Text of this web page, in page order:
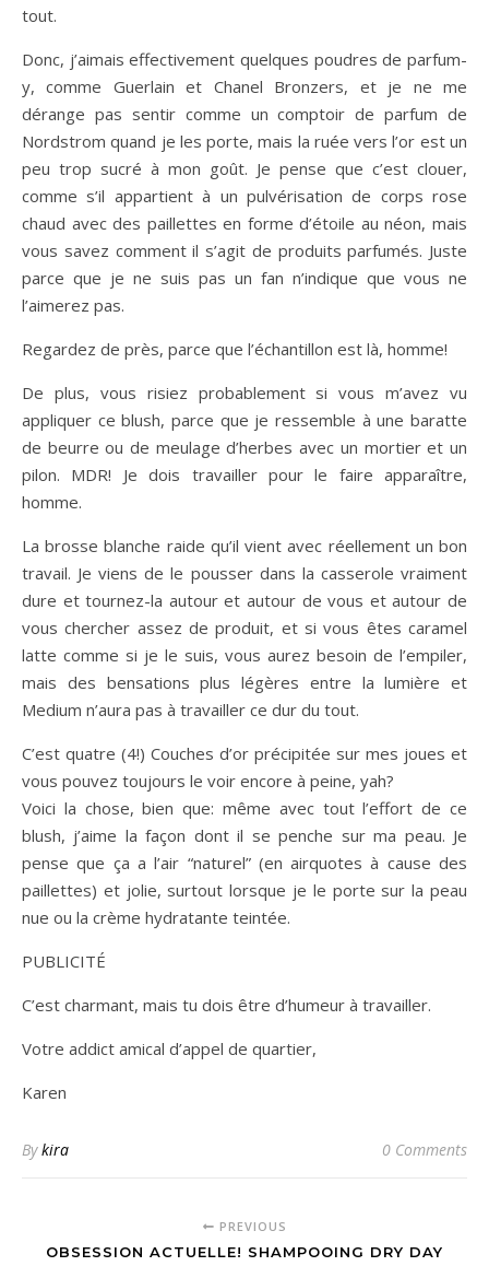
tout.
Donc, j’aimais effectivement quelques poudres de parfum-
y, comme Guerlain et Chanel Bronzers, et je ne me
dérange pas sentir comme un comptoir de parfum de
Nordstrom quand je les porte, mais la ruée vers l’or est un
peu trop sucré à mon goût. Je pense que c’est clouer,
comme s’il appartient à un pulvérisation de corps rose
chaud avec des paillettes en forme d’étoile au néon, mais
vous savez comment il s’agit de produits parfumés. Juste
parce que je ne suis pas un fan n’indique que vous ne
l’aimerez pas.
Regardez de près, parce que l’échantillon est là, homme!
De plus, vous risiez probablement si vous m’avez vu
appliquer ce blush, parce que je ressemble à une baratte
de beurre ou de meulage d’herbes avec un mortier et un
pilon. MDR! Je dois travailler pour le faire apparaître,
homme.
La brosse blanche raide qu’il vient avec réellement un bon
travail. Je viens de le pousser dans la casserole vraiment
dure et tournez-la autour et autour de vous et autour de
vous chercher assez de produit, et si vous êtes caramel
latte comme si je le suis, vous aurez besoin de l’empiler,
mais des bensations plus légères entre la lumière et
Medium n’aura pas à travailler ce dur du tout.
C’est quatre (4!) Couches d’or précipitée sur mes joues et
vous pouvez toujours le voir encore à peine, yah?
Voici la chose, bien que: même avec tout l’effort de ce
blush, j’aime la façon dont il se penche sur ma peau. Je
pense que ça a l’air “naturel” (en airquotes à cause des
paillettes) et jolie, surtout lorsque je le porte sur la peau
nue ou la crème hydratante teintée.
PUBLICITÉ
C’est charmant, mais tu dois être d’humeur à travailler.
Votre addict amical d’appel de quartier,
Karen
Bykira 0 Comments
PREVIOUS
OBSESSION ACTUELLE! SHAMPOOING DRY DAY